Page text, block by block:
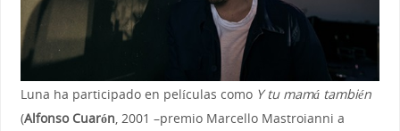
Luna ha participado en películas como Y tu mamá también
(Alfonso Cuarón , 2001 –premio Marcello Mastroianni a